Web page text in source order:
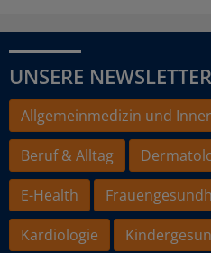
UNSERE NEWSLETTER
Allgemeinmedizin und
Beruf & Alltag
E-Health
Kardiologie